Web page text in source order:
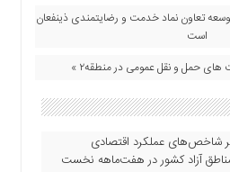
تعاون نماد خدمت و رضایتمندی ذینفعان
است
حمل و نقل عمومی در منطقه۲ »
شاخص‌های عملکرد اقتصادی
آزاد کشور در هفت‌ماهه نخست